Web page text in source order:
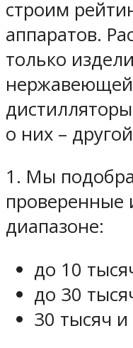
строим
аппаратов.
только
нержавеющей
о них –
1. Мы
проверенные
диапазоне:
до 10
до 30
30 тысяч